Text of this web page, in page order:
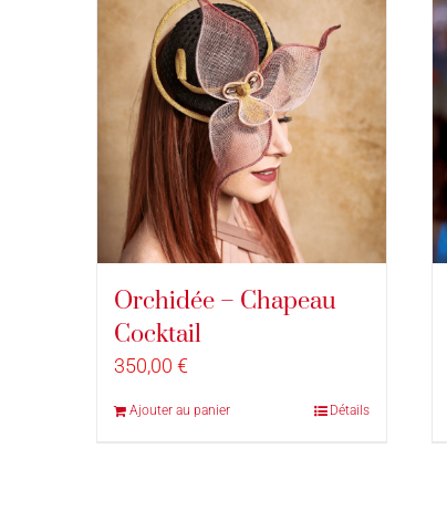
Orchidée – Chapeau
Cocktail
350,00 €
Ajouter au panier Détails